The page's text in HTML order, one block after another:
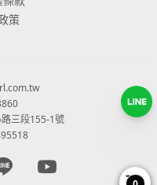
策
三段155-1號
page
Line pageYoutube page